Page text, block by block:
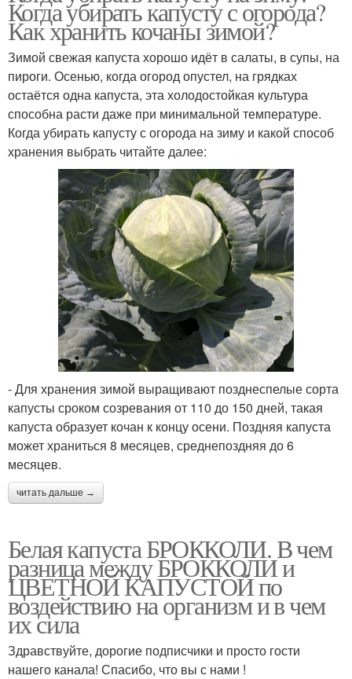
Когда убирать капусту с огорода?
Как хранить кочаны зимой?
Зимой свежая капуста хорошо идёт в салаты, в супы, на
пироги. Осенью, когда огород опустел, на грядках
остаётся одна капуста, эта холодостойкая культура
способна расти даже при минимальной температуре.
Когда убирать капусту с огорода на зиму и какой способ
хранения выбрать читайте далее:
- Для хранения зимой выращивают позднеспелые сорта
капусты сроком созревания от 110 до 150 дней, такая
капуста образует кочан к концу осени. Поздняя капуста
может храниться 8 месяцев, среднепоздняя до 6
месяцев.
читать дальше →
Белая капуста БРОККОЛИ. В чем
разница между БРОККОЛИ и
ЦВЕТНОЙ КАПУСТОЙ по
воздействию на организм и в чем
их сила
Здравствуйте, дорогие подписчики и просто гости
нашего канала! Спасибо, что вы с нами !